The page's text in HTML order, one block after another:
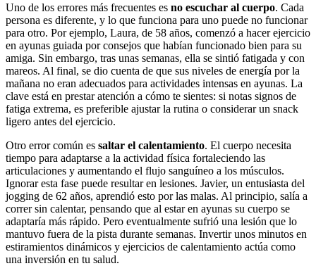
Uno de los errores más frecuentes es no escuchar al cuerpo. Cada
persona es diferente, y lo que funciona para uno puede no funcionar
para otro. Por ejemplo, Laura, de 58 años, comenzó a hacer ejercicio
en ayunas guiada por consejos que habían funcionado bien para su
amiga. Sin embargo, tras unas semanas, ella se sintió fatigada y con
mareos. Al final, se dio cuenta de que sus niveles de energía por la
mañana no eran adecuados para actividades intensas en ayunas. La
clave está en prestar atención a cómo te sientes: si notas signos de
fatiga extrema, es preferible ajustar la rutina o considerar un snack
ligero antes del ejercicio.
Otro error común es saltar el calentamiento. El cuerpo necesita
tiempo para adaptarse a la actividad física fortaleciendo las
articulaciones y aumentando el flujo sanguíneo a los músculos.
Ignorar esta fase puede resultar en lesiones. Javier, un entusiasta del
jogging de 62 años, aprendió esto por las malas. Al principio, salía a
correr sin calentar, pensando que al estar en ayunas su cuerpo se
adaptaría más rápido. Pero eventualmente sufrió una lesión que lo
mantuvo fuera de la pista durante semanas. Invertir unos minutos en
estiramientos dinámicos y ejercicios de calentamiento actúa como
una inversión en tu salud.